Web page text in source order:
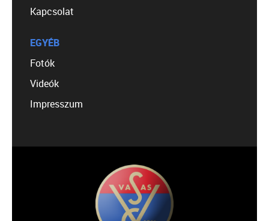
Kapcsolat
EGYÉB
Fotók
Videók
Impresszum